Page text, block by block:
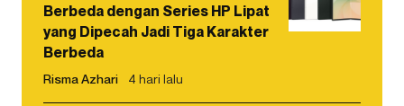
Berbeda dengan Series HP Lipat
yang Dipecah Jadi Tiga Karakter
Berbeda
Risma Azhari 4 hari lalu